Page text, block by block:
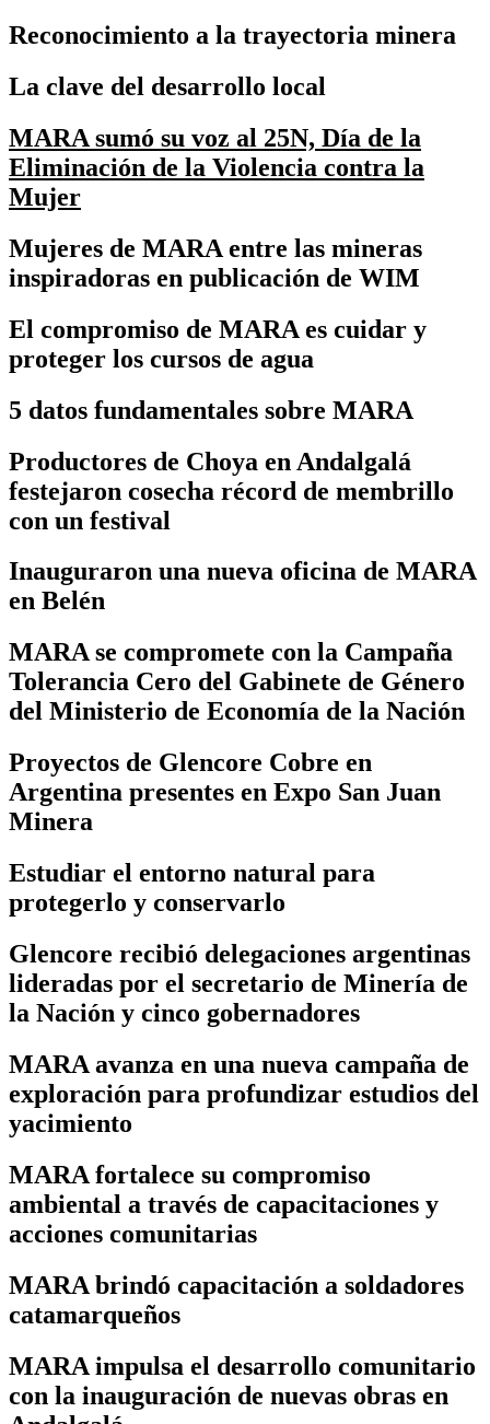
Reconocimiento a la trayectoria minera
La clave del desarrollo local
MARA sumó su voz al 25N, Día de la
Eliminación de la Violencia contra la
Mujer
Mujeres de MARA entre las mineras
inspiradoras en publicación de WIM
El compromiso de MARA es cuidar y
proteger los cursos de agua
5 datos fundamentales sobre MARA
Productores de Choya en Andalgalá
festejaron cosecha récord de membrillo
con un festival
Inauguraron una nueva oficina de MARA
en Belén
MARA se compromete con la Campaña
Tolerancia Cero del Gabinete de Género
del Ministerio de Economía de la Nación
Proyectos de Glencore Cobre en
Argentina presentes en Expo San Juan
Minera
Estudiar el entorno natural para
protegerlo y conservarlo
Glencore recibió delegaciones argentinas
lideradas por el secretario de Minería de
la Nación y cinco gobernadores
MARA avanza en una nueva campaña de
exploración para profundizar estudios del
yacimiento
MARA fortalece su compromiso
ambiental a través de capacitaciones y
acciones comunitarias
MARA brindó capacitación a soldadores
catamarqueños
MARA impulsa el desarrollo comunitario
con la inauguración de nuevas obras en